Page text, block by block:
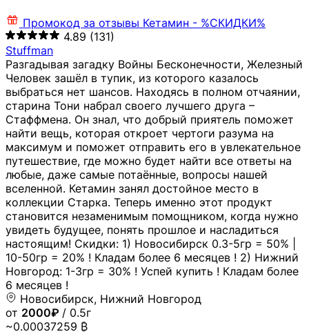
Промокод за отзывы Кетамин - %СКИДКИ%
4.89 (131)
Stuffman
Разгадывая загадку Войны Бесконечности, Железный
Человек зашёл в тупик, из которого казалось
выбраться нет шансов. Находясь в полном отчаянии,
старина Тони набрал своего лучшего друга –
Стаффмена. Он знал, что добрый приятель поможет
найти вещь, которая откроет чертоги разума на
максимум и поможет отправить его в увлекательное
путешествие, где можно будет найти все ответы на
любые, даже самые потаённые, вопросы нашей
вселенной. Кетамин занял достойное место в
коллекции Старка. Теперь именно этот продукт
становится незаменимым помощником, когда нужно
увидеть будущее, понять прошлое и насладиться
настоящим! Скидки: 1) Новосибирск 0.3-5гр = 50% |
10-50гр = 20% ! Кладам более 6 месяцев ! 2) Нижний
Новгород: 1-3гр = 30% ! Успей купить ! Кладам более
6 месяцев !
Новосибирск, Нижний Новгород
от 2000₽ / 0.5г
~0.00037259 ₿